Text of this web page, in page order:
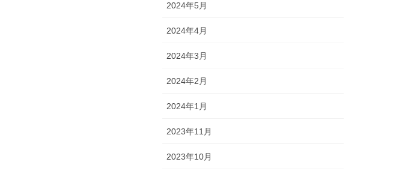
2024年5月
2024年4月
2024年3月
2024年2月
2024年1月
2023年11月
2023年10月